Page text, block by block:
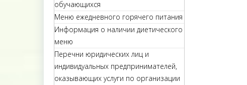
обучающихся
Меню ежедневного горячего питания
Информация о наличии диетического
меню
Перечни юридических лиц и
индивидуальных предпринимателей,
оказывающих услуги по организации